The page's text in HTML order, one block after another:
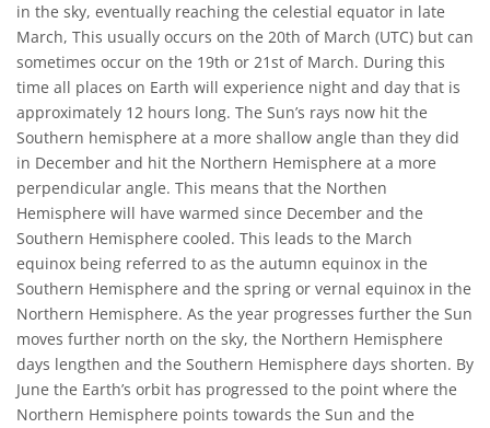
in the sky, eventually reaching the celestial equator in late
March, This usually occurs on the 20th of March (UTC) but can
sometimes occur on the 19th or 21st of March. During this
time all places on Earth will experience night and day that is
approximately 12 hours long. The Sun’s rays now hit the
Southern hemisphere at a more shallow angle than they did
in December and hit the Northern Hemisphere at a more
perpendicular angle. This means that the Northen
Hemisphere will have warmed since December and the
Southern Hemisphere cooled. This leads to the March
equinox being referred to as the autumn equinox in the
Southern Hemisphere and the spring or vernal equinox in the
Northern Hemisphere. As the year progresses further the Sun
moves further north on the sky, the Northern Hemisphere
days lengthen and the Southern Hemisphere days shorten. By
June the Earth’s orbit has progressed to the point where the
Northern Hemisphere points towards the Sun and the